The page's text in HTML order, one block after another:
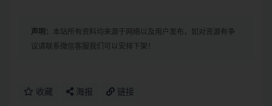
声明： 本站所有资料均来源于网络以及用户发布，如对资源有争
议请联系微信客服我们可以安排下架！
收藏 海报 链接